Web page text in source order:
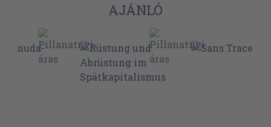
AJÁNLÓ